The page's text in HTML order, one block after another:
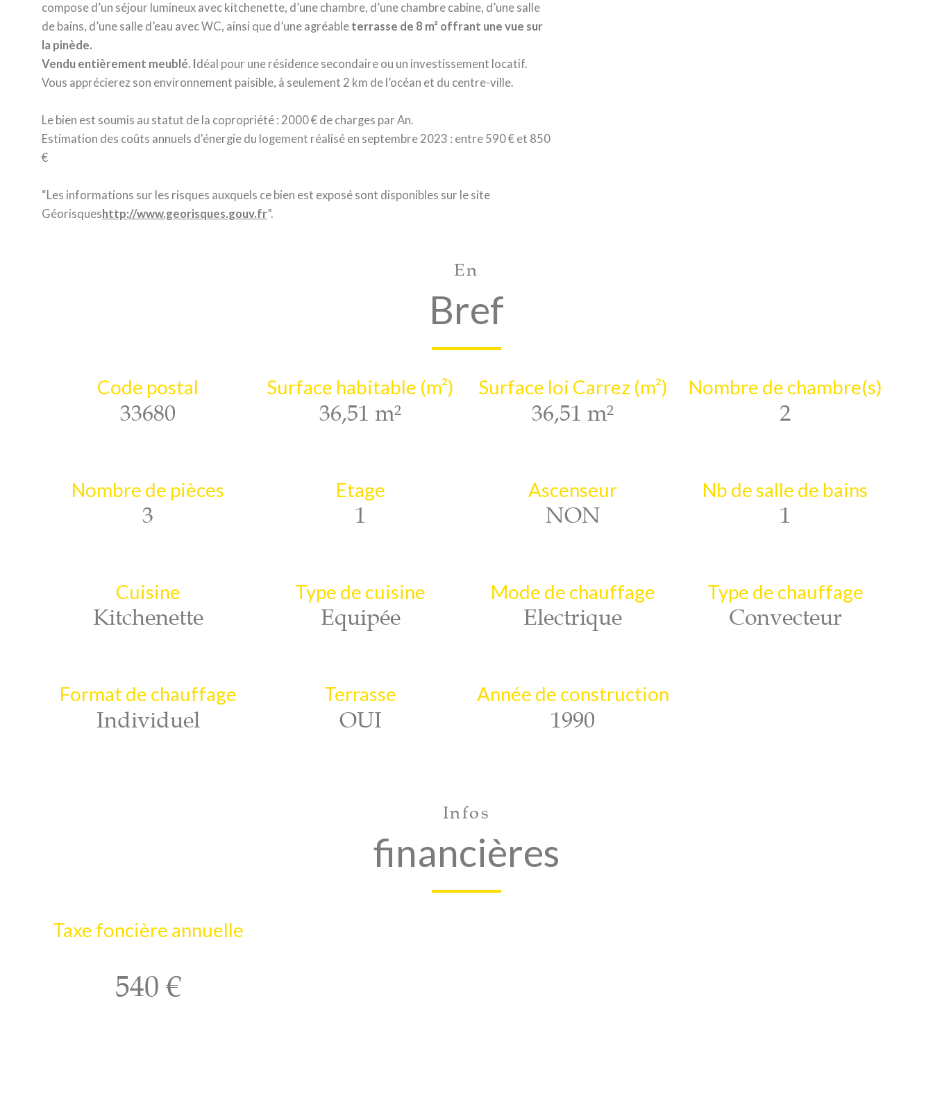
compose d’un séjour lumineux avec kitchenette, d’une chambre, d’une chambre cabine, d’une salle
de bains, d’une salle d’eau avec WC, ainsi que d’une agréable terrasse de 8 m² offrant une vue sur
la pinède.
Vendu entièrement meublé. I déal pour une résidence secondaire ou un investissement locatif.
Vous apprécierez son environnement paisible, à seulement 2 km de l’océan et du centre-ville.
Le bien est soumis au statut de la copropriété : 2000 € de charges par An.
Estimation des coûts annuels d'énergie du logement réalisé en septembre 2023 : entre 590 € et 850
€
“Les informations sur les risques auxquels ce bien est exposé sont disponibles sur le site
Géorisques http://www.georisques.gouv.fr”.
En
Bref
Code postal
33680
Surface habitable (m²)
36,51 m²
Surface loi Carrez (m²)
36,51 m²
Nombre de chambre(s)
2
Nombre de pièces
3
Etage
1
Ascenseur
NON
Nb de salle de bains
1
Cuisine
Kitchenette
Type de cuisine
Equipée
Mode de chauffage
Electrique
Type de chauffage
Convecteur
Format de chauffage
Individuel
Terrasse
OUI
Année de construction
1990
Infos
financières
Taxe foncière annuelle
540 €